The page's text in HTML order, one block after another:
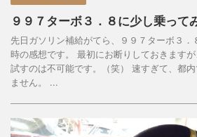
９９７ターボ３．８に少し乗って
先日ガソリン補給がてら、９９７ターボ３
時の感想です。 最初にお断りしておきます
試すのは不可能です。（笑） 速すぎて、都
ません。 ...